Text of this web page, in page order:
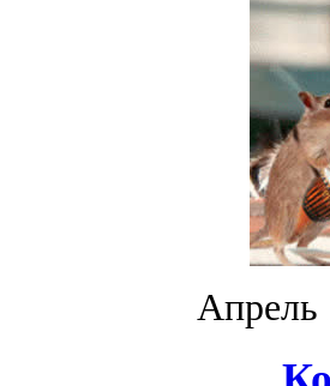
Апрель